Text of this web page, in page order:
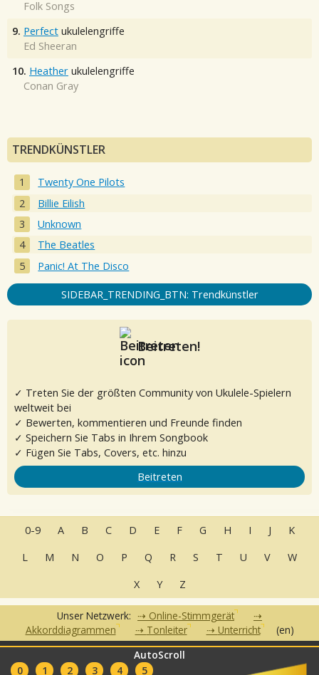
AutoScroll
0
1 2 3 4 5
Folk Songs
9. Perfect ukulelengriffe
Ed Sheeran
10. Heather ukulelengriffe
Conan Gray
TRENDKÜNSTLER
Twenty One Pilots
Billie Eilish
Unknown
The Beatles
Panic! At The Disco
SIDEBAR_TRENDING_BTN: Trendkünstler
Beitreten!
✓ Treten Sie der größten Community von Ukulele-Spielern
weltweit bei
✓ Bewerten, kommentieren und Freunde finden
✓ Speichern Sie Tabs in Ihrem Songbook
✓ Fügen Sie Tabs, Covers, etc. hinzu
Beitreten
0-9 A B C D E F G H I J
K
L
M N O P Q R S T U V
W
X
Y Z
Unser Netzwerk:
Online-Stimmgerät
Akkorddiagrammen
Tonleiter Unterricht (en)
Nutzungsbedingungen
Partner•Clubs